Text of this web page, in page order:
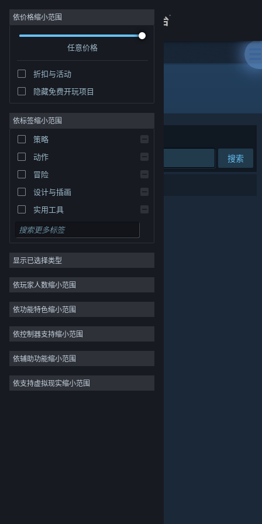
登录
关于
客服
关于蒸汽平台|退款政策|软件许可服务协议
个人信息保护政策|个人信息出境告知书|
依价格缩小范围
任意价格
折扣与活动
隐藏免费开玩项目
依标签缩小范围
策略
动作
冒险
设计与插画
实用工具
免费开玩
角色扮演
大型多人在线
独立
休闲
模拟
竞速
体育
视频制作
显示已选择类型
依玩家人数缩小范围
依功能特色缩小范围
依控制器支持缩小范围
依辅助功能缩小范围
依支持虚拟现实缩小范围
发行商: 广州阁道科技有限公司
排序依据 相关性
搜索
0 个匹配的搜索结果。